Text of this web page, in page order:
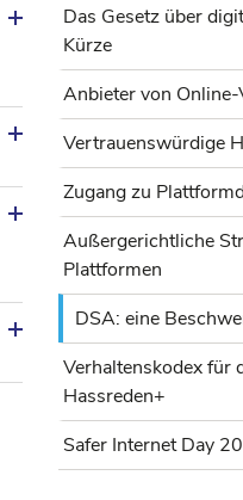
Das Gesetz über
Kürze
Anbieter von
Vertrauenswürdige
Zugang zu
Außergerichtliche
Plattformen
DSA: eine
Verhaltenskodex für
Hassreden+
Safer Internet Day